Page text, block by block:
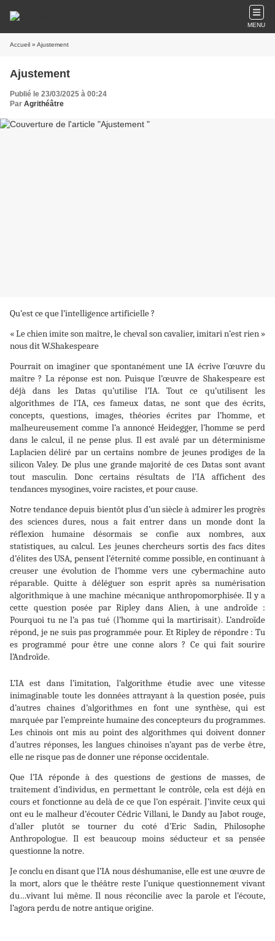
MENU
Accueil » Ajustement
Ajustement
Publié le 23/03/2025 à 00:24
Par Agrithéâtre
Qu’est ce que l’intelligence artificielle ?
« Le chien imite son maître, le cheval son cavalier, imitari n’est rien »
nous dit W.Shakespeare
Pourrait on imaginer que spontanément une IA écrive l’œuvre du
maître ? La réponse est non. Puisque l’œuvre de Shakespeare est
déjà dans les Datas qu’utilise l’IA. Tout ce qu’utilisent les
algorithmes de l’IA, ces fameux datas, ne sont que des écrits,
concepts, questions, images, théories écrites par l’homme, et
malheureusement comme l’a annoncé Heidegger, l’homme se perd
dans le calcul, il ne pense plus. Il est avalé par un déterminisme
Laplacien déliré par un certains nombre de jeunes prodiges de la
silicon Valey. De plus une grande majorité de ces Datas sont avant
tout masculin. Donc certains résultats de l’IA affichent des
tendances mysogines, voire racistes, et pour cause.
Notre tendance depuis bientôt plus d’un siècle à admirer les progrès
des sciences dures, nous a fait entrer dans un monde dont la
réflexion humaine désormais se confie aux nombres, aux
statistiques, au calcul. Les jeunes chercheurs sortis des facs dites
d’élites des USA, pensent l’éternité comme possible, en continuant à
creuser une évolution de l’homme vers une cybermachine auto
réparable. Quitte à déléguer son esprit après sa numérisation
algorithmique à une machine mécanique anthropomorphisée. Il y a
cette question posée par Ripley dans Alien, à une androïde :
Pourquoi tu ne l’a pas tué (l’homme qui la martirisait). L’androïde
répond, je ne suis pas programmée pour. Et Ripley de répondre : Tu
es programmé pour être une conne alors ? Ce qui fait sourire
l’Androïde.
L’IA est dans l’imitation, l’algorithme étudie avec une vitesse
inimaginable toute les données attrayant à la question posée, puis
d’autres chaines d’algorithmes en font une synthèse, qui est
marquée par l’empreinte humaine des concepteurs du programmes.
Les chinois ont mis au point des algorithmes qui doivent donner
d’autres réponses, les langues chinoises n’ayant pas de verbe être,
elle ne risque pas de donner une réponse occidentale.
Que l’IA réponde à des questions de gestions de masses, de
traitement d’individus, en permettant le contrôle, cela est déjà en
cours et fonctionne au delà de ce que l’on espérait. J’invite ceux qui
ont eu le malheur d’écouter Cédric Villani, le Dandy au Jabot rouge,
d’aller plutôt se tourner du coté d’Eric Sadin, Philosophe
Anthropologue. Il est beaucoup moins séducteur et sa pensée
questionne la notre.
Je conclu en disant que l’IA nous déshumanise, elle est une œuvre de
la mort, alors que le théâtre reste l’unique questionnement vivant
du…vivant lui même. Il nous réconcilie avec la parole et l’écoute,
l’agora perdu de notre antique origine.